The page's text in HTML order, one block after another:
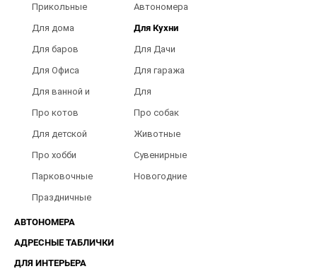
Прикольные
Автономера
Для дома
Для Кухни
Для баров
Для Дачи
Для Офиса
Для гаража
Для ванной и
Для
Про котов
Про собак
Для детской
Животные
Про хобби
Сувенирные
Парковочные
Новогодние
Праздничные
АВТОНОМЕРА
АДРЕСНЫЕ ТАБЛИЧКИ
ДЛЯ ИНТЕРЬЕРА